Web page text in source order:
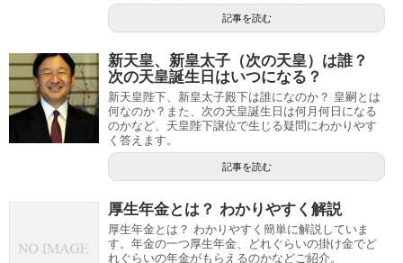
記事を読む
新天皇、新皇太子（次の天皇）は誰？
次の天皇誕生日はいつになる？
新天皇陛下、新皇太子殿下は誰になのか？ 皇嗣とは
何なのか？また、次の天皇誕生日は何月何日になる
のかなど、天皇陛下譲位で生じる疑問にわかりやす
く答えます。
記事を読む
厚生年金とは？ わかりやすく解説
厚生年金とは？ わかりやすく簡単に解説していま
す。年金の一つ厚生年金、どれぐらいの掛け金でど
れぐらいの年金がもらえるのかなどご紹介。